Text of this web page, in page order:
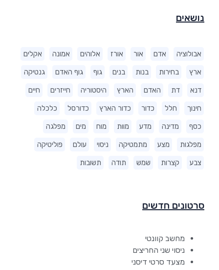
נושאים
אבולוציה אדם אור אורז אלוהים אמונה אקלים
ארץ בחירות בנות בנים גוף גוף האדם גנטיקה
דנא דת האדם הארץ היסטוריה חייזרים חיים
חינוך חלל כדור כדור הארץ כדורסל כלכלה
כסף מדינה מדע מוות מוח מים מפלגה
מפלגות מצע מתמטיקה ניסוי עולם פוליטיקה
צבע קצרות שמש תודה תשובות
סרטונים חדשים
מחשב קוונטי
ניסוי שני החריצים
מצעד סרטי דיסני